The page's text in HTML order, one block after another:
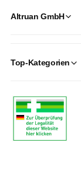
Altruan GmbH
Top-Kategorien